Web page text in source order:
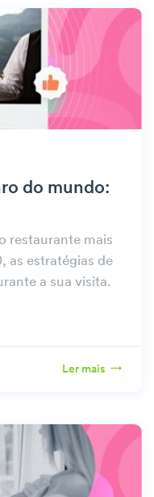
do mundo:
restaurante mais
as estratégias de
a sua visita.
Ler mais